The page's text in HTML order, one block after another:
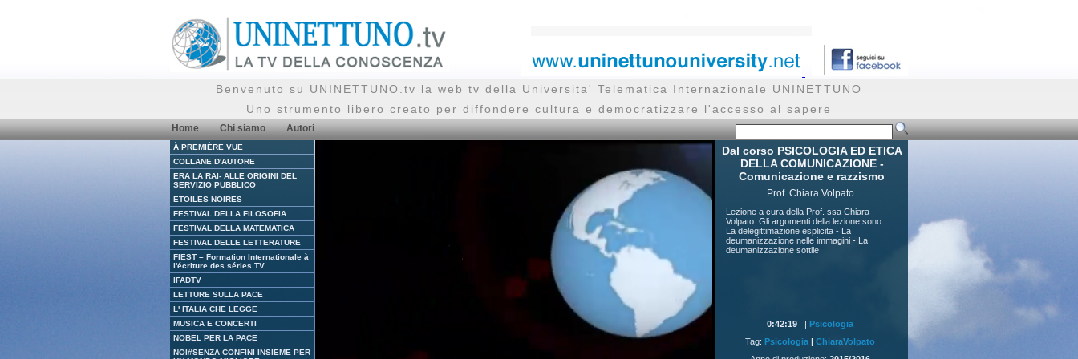
Benvenuto su UNINETTUNO.tv la web tv della Universita' Telematica Internazionale UNINETTUNO
Uno strumento libero creato per diffondere cultura e democratizzare l'accesso al sapere
Home Chi siamo Autori
À PREMIÈRE VUE
COLLANE D'AUTORE
ERA LA RAI- ALLE ORIGINI DEL
SERVIZIO PUBBLICO
ETOILES NOIRES
FESTIVAL DELLA FILOSOFIA
FESTIVAL DELLA MATEMATICA
FESTIVAL DELLE LETTERATURE
FIEST – Formation Internationale à
l'écriture des séries TV
IFADTV
LETTURE SULLA PACE
L' ITALIA CHE LEGGE
MUSICA E CONCERTI
NOBEL PER LA PACE
NOI#SENZA CONFINI INSIEME PER
Dal corso PSICOLOGIA ED ETICA
DELLA COMUNICAZIONE -
Comunicazione e razzismo
Prof. Chiara Volpato
Lezione a cura della Prof. ssa Chiara
Volpato. Gli argomenti della lezione sono:
La delegittimazione esplicita - La
deumanizzazione nelle immagini - La
deumanizzazione sottile
0:42:19 | Psicologia
Tag: Psicologia | ChiaraVolpato